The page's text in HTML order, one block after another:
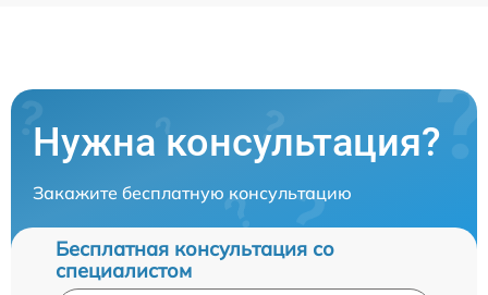
Нужна консультация?
Закажите бесплатную консультацию
Бесплатная консультация со
специалистом